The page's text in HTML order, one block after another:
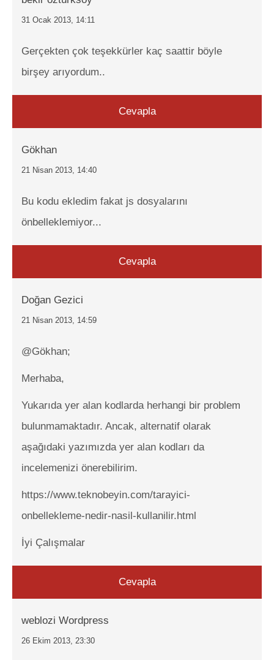
31 Ocak 2013, 14:11
Gerçekten çok teşekkürler kaç saattir böyle
birşey arıyordum..
Cevapla
Gökhan
21 Nisan 2013, 14:40
Bu kodu ekledim fakat js dosyalarını
önbelleklemiyor...
Cevapla
Doğan Gezici
21 Nisan 2013, 14:59
@Gökhan;
Merhaba,
Yukarıda yer alan kodlarda herhangi bir problem
bulunmamaktadır. Ancak, alternatif olarak
aşağıdaki yazımızda yer alan kodları da
incelemenizi önerebilirim.
https://www.teknobeyin.com/tarayici-
onbellekleme-nedir-nasil-kullanilir.html
İyi Çalışmalar
Cevapla
weblozi Wordpress
26 Ekim 2013, 23:30